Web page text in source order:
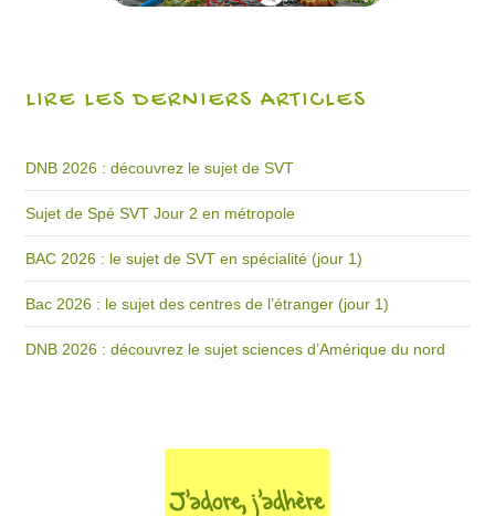
LIRE LES DERNIERS ARTICLES
DNB 2026 : découvrez le sujet de SVT
Sujet de Spé SVT Jour 2 en métropole
BAC 2026 : le sujet de SVT en spécialité (jour 1)
Bac 2026 : le sujet des centres de l’étranger (jour 1)
DNB 2026 : découvrez le sujet sciences d’Amérique du nord